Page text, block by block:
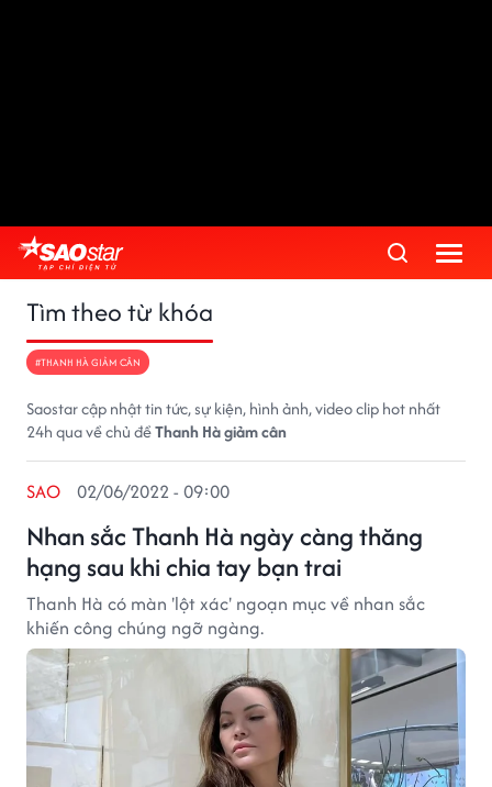
Tìm theo từ khóa
#THANH HÀ GIẢM CÂN
Saostar cập nhật tin tức, sự kiện, hình ảnh, video clip hot nhất
24h qua về chủ đềThanh Hà giảm cân
Nhan sắc Thanh Hà ngày càng thăng
hạng sau khi chia tay bạn trai
SAO 02/06/2022 - 09:00
Thanh Hà có màn 'lột xác' ngoạn mục về nhan sắc
khiến công chúng ngỡ ngàng.